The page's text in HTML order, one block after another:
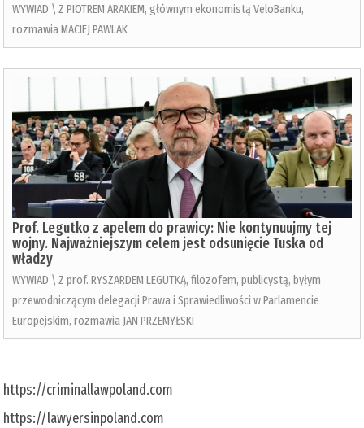
WYWIAD \ Z PIOTREM ARAKIEM, głównym ekonomistą VeloBanku,
rozmawia MACIEJ PAWLAK
Prof. Legutko z apelem do prawicy: Nie kontynuujmy tej
wojny. Najważniejszym celem jest odsunięcie Tuska od
władzy
WYWIAD \ Z prof. RYSZARDEM LEGUTKĄ, filozofem, publicystą, byłym
przewodniczącym delegacji Prawa i Sprawiedliwości w Parlamencie
Europejskim, rozmawia JAN PRZEMYŁSKI
https://criminallawpoland.com
https://lawyersinpoland.com